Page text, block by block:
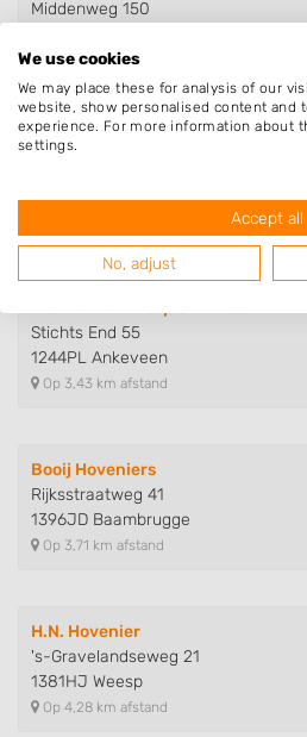
Middenweg 150
Op 3,31 km afstand
Alec Bijlsma Hoveniers
1394BA Nederhorst Den Berg
Stichts End 55
1244PL Ankeveen
Op 3,43 km afstand
Booij Hoveniers
Rijksstraatweg 41
1396JD Baambrugge
Op 3,71 km afstand
H.N. Hovenier
's-Gravelandseweg 21
1381HJ Weesp
Op 4,28 km afstand
We use cookies
We may place these for analysis of our
website, show personalised content and
experience. For more information about
settings.
Accept all
No, adjust